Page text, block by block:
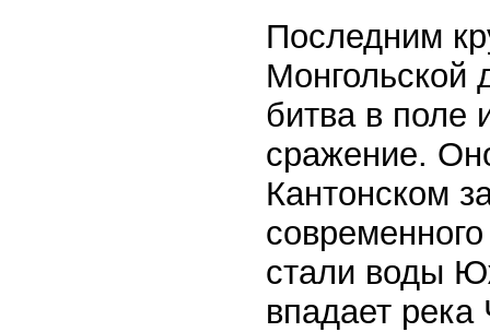
Последним
Монгольской
битва в поле
сражение.
Кантонском
стали воды
впадает